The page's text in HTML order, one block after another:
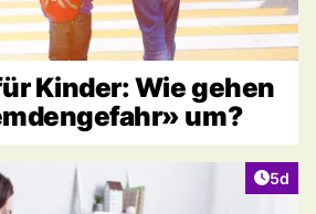
Kinder: Wie gehen
um?
5d